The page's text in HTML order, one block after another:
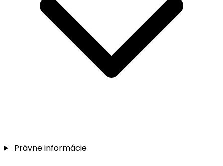
Právne informácie